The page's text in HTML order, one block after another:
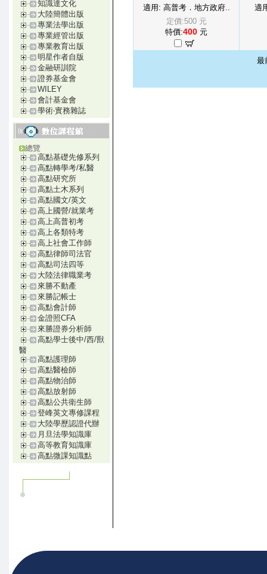
知識達文化
大陸簡體出版
專業法學出版
專業經管出版
專業教育出版
明星作者自版
金融研訓院
證券基金會
WILEY
會計基金會
學術‧實務雜誌
總覽
高點基礎先修系列
高點轉學考/私醫
高點研究所
高點土木系列
高點國文/英文
高上國營/就業考
高上高普初考
高上各類特考
高上社會工作師
高點律師司法官
高點司法四等
大陸法律職業考
來勝不動產
來勝記帳士
高點會計師
金證照CFA
來勝證券分析師
高點學士後中/西/獸
醫
高點護理師
高點醫檢師
高點物治師
高點放射師
高點公共衛生師
登峰英文專修課程
大陸學歷認證代辦
月旦法學知識庫
高等教育知識庫
高點微課知識點
適用: 高普考．地方政府..
定價:500 元
特價:400 元
適
最